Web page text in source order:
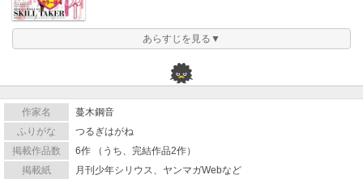
あらすじを見る▼
作家名
蔓木鋼音
ふりがな
つるぎはがね
掲載作品数
6作 （うち、完結作品2作）
掲載紙
月刊少年シリウス、ヤンマガWebなど